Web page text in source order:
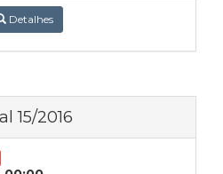
Detalhes
15/2016